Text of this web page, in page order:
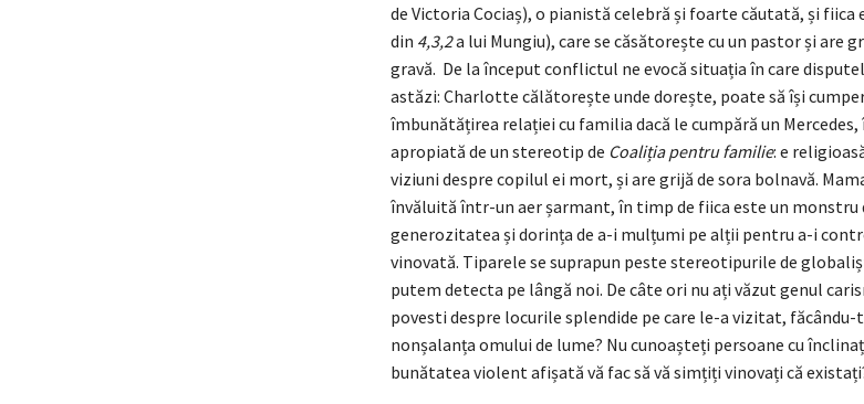
de Victoria Cociaș), o pianistă celebră și foarte căutată, și fiica
din 4,3,2a lui Mungiu), care se căsătorește cu un pastor și are
gravă. De la început conflictul ne evocă situația în care
astăzi: Charlotte călătorește unde dorește, poate să își
îmbunătățirea relației cu familia dacă le cumpără un Mercedes,
apropiată de un stereotip de Coaliția pentru familie: e
viziuni despre copilul ei mort, și are grijă de sora bolnavă.
învăluită într-un aer șarmant, în timp de fiica este un monstru
generozitatea și dorința de a-i mulțumi pe alții pentru a-i
vinovată. Tiparele se suprapun peste stereotipurile de
putem detecta pe lângă noi. De câte ori nu ați văzut genul
povesti despre locurile splendide pe care le-a vizitat,
nonșalanța omului de lume? Nu cunoașteți persoane cu
bunătatea violent afișată vă fac să vă simțiți vinovați că